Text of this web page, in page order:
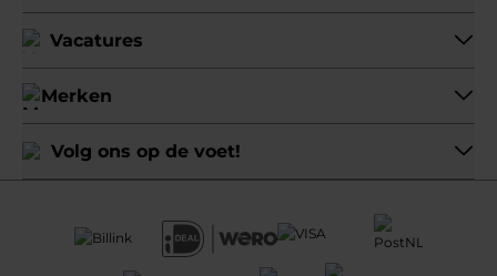
Vacatures
Merken
Volg ons op de voet!